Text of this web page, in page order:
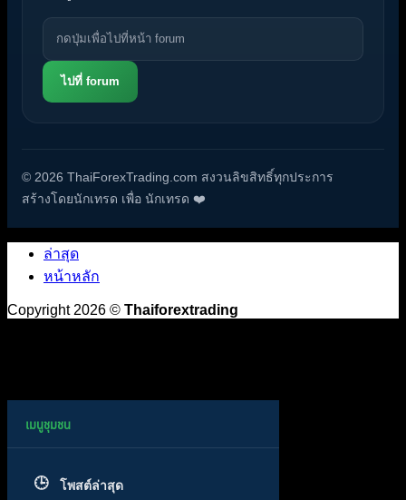
ไปที่ forum
© 2026 ThaiForexTrading.com สงวนลิขสิทธิ์ทุกประการ
สร้างโดยนักเทรด เพื่อ นักเทรด ❤️
ล่าสุด
หน้าหลัก
Copyright 2026 © Thaiforextrading
โพสต์ล่าสุด